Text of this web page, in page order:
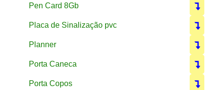
Pen Card 8Gb
Placa de Sinalização pvc
Planner
Porta Caneca
Porta Copos